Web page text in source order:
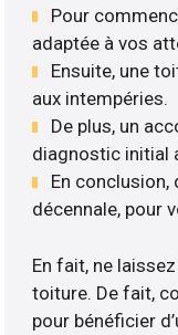
Pour
adaptée à vos
Ensuite, une
aux intempéries.
De plus, un
diagnostic initial
En
décennale, pour
En fait, ne
toiture. De fait,
pour bénéficier